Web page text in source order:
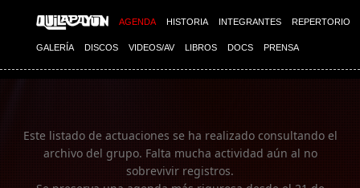
AGENDA HISTORIA INTEGRANTES REPERTORIO
GALERÍA DISCOS VIDEOS/AV LIBROS DOCS PRENSA
Imagen 01
Este listado de actuaciones se ha realizado consultando el
archivo del grupo. Falta mucha actividad aún al no
sobrevivir registros.